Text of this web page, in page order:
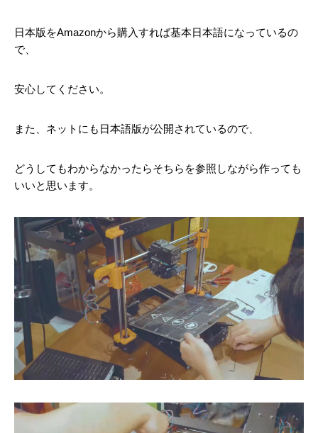
日本版をAmazonから購入すれば基本日本語になっているの
で、
安心してください。
また、ネットにも日本語版が公開されているので、
どうしてもわからなかったらそちらを参照しながら作っても
いいと思います。